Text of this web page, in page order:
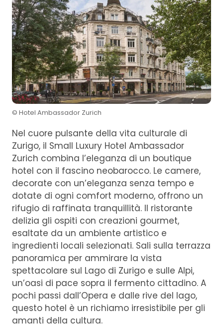
© Hotel Ambassador Zurich
Nel cuore pulsante della vita culturale di
Zurigo, il Small Luxury Hotel Ambassador
Zurich combina l’eleganza di un boutique
hotel con il fascino neobarocco. Le camere,
decorate con un’eleganza senza tempo e
dotate di ogni comfort moderno, offrono un
rifugio di raffinata tranquillità. Il ristorante
delizia gli ospiti con creazioni gourmet,
esaltate da un ambiente artistico e
ingredienti locali selezionati. Sali sulla terrazza
panoramica per ammirare la vista
spettacolare sul Lago di Zurigo e sulle Alpi,
un’oasi di pace sopra il fermento cittadino. A
pochi passi dall’Opera e dalle rive del lago,
questo hotel è un richiamo irresistibile per gli
amanti della cultura.